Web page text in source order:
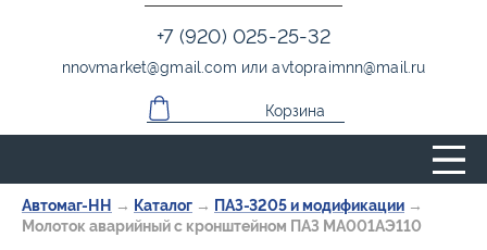
Автомаг-НН → Каталог → ПАЗ-3205 и модификации →
Молоток аварийный с кронштейном ПАЗ МА001АЭ110
+7 (920) 025-25-32
nnovmarket@gmail.com илиavtopraimnn@mail.ru
Корзина